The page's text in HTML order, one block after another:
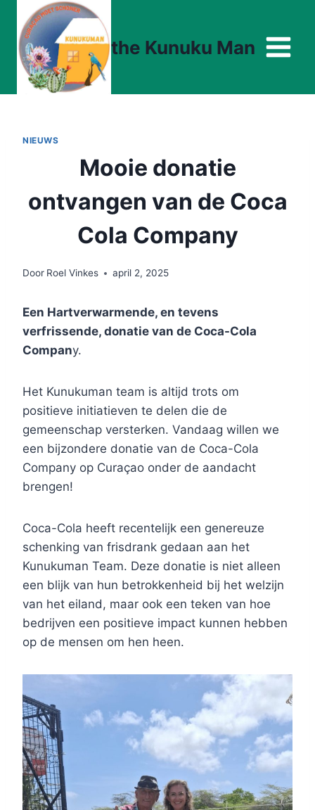
Doorgaan
naar
inhoud
the Kunuku Man
NIEUWS
Mooie donatie
ontvangen van de Coca
Cola Company
Door Roel Vinkes april 2, 2025
Een Hartverwarmende, en tevens
verfrissende, donatie van de Coca-Cola
Company.
Het Kunukuman team is altijd trots om
positieve initiatieven te delen die de
gemeenschap versterken. Vandaag willen we
een bijzondere donatie van de Coca-Cola
Company op Curaçao onder de aandacht
brengen!
Coca-Cola heeft recentelijk een genereuze
schenking van frisdrank gedaan aan het
Kunukuman Team. Deze donatie is niet alleen
een blijk van hun betrokkenheid bij het welzijn
van het eiland, maar ook een teken van hoe
bedrijven een positieve impact kunnen hebben
op de mensen om hen heen.